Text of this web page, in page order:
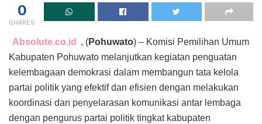
0
SHARES
Absolute.co.id , (Pohuwato) – Komisi Pemilihan Umum
Kabupaten Pohuwato melanjutkan kegiatan penguatan
kelembagaan demokrasi dalam membangun tata kelola
partai politik yang efektif dan efisien dengan melakukan
koordinasi dan penyelarasan komunikasi antar lembaga
dengan pengurus partai politik tingkat kabupaten